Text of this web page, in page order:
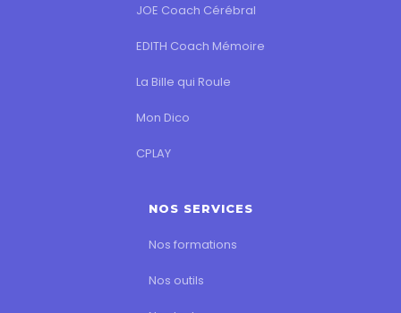
JOE Coach Cérébral
EDITH Coach Mémoire
La Bille qui Roule
Mon Dico
CPLAY
NOS SERVICES
Nos formations
Nos outils